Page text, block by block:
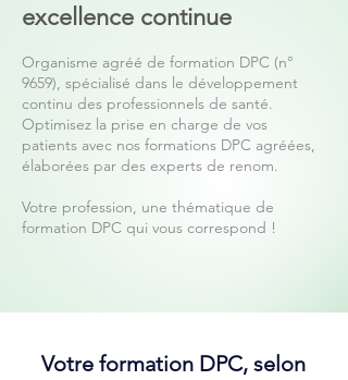
excellence continue
Organisme agréé de formation DPC (n°
9659), spécialisé dans le développement
continu des professionnels de santé.
Optimisez la prise en charge de vos
patients avec nos formations DPC agréées,
élaborées par des experts de renom.
Votre profession, une thématique de
formation DPC qui vous correspond !
Votre formation DPC, selon